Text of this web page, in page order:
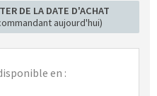
DE LA DATE D'ACHAT
aujourd'hui)
en :